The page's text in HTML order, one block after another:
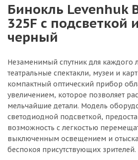
Бинокль Levenhuk
325F с подсветкой
черный
Незаменимый спутник для каждого
театральные спектакли, музеи и
компактный оптический прибор
увеличением, которое позволяет
мельчайшие детали. Модель
светодиодной подсветкой,
возможность с легкостью
выключенным освещением и
беспокоя присутствующих зрителей.